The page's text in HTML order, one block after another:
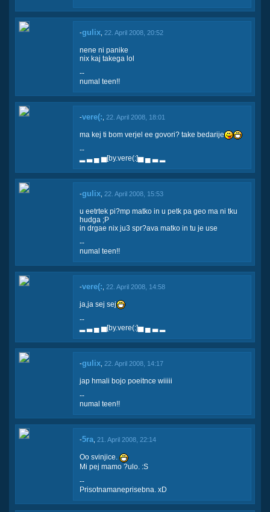
-gulix 22. April 2008, 20:52
nene ni panike
nix kaj takega lol
--
numal teen!!
-vere(: 22. April 2008, 18:01
ma kej ti bom verjel ee govori? take bedarije
--
▂ ▃ ▄ ▅[by.vere(:]▅ ▄ ▃ ▂
-gulix 22. April 2008, 15:53
u eetrtek pi?mp matko in u petk pa geo ma ni tku
hudga ;P
in drgae nix ju3 spr?ava matko in tu je use
--
numal teen!!
-vere(: 22. April 2008, 14:58
ja,ja sej sej
--
▂ ▃ ▄ ▅[by.vere(:]▅ ▄ ▃ ▂
-gulix 22. April 2008, 14:17
jap hmali bojo poeitnce wiiiii
--
numal teen!!
-5ra 21. April 2008, 22:14
Oo svinjice.
Mi pej mamo ?ulo. :S
--
Prisotnamaneprisebna. xD